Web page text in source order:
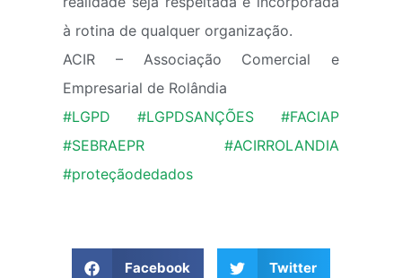
à rotina de qualquer organização.
ACIR – Associação Comercial e
Empresarial de Rolândia
#LGPD
#LGPDSANÇÕES
#FACIAP
#SEBRAEPR
#ACIRROLANDIA
#proteçãodedados
Facebook Twitter